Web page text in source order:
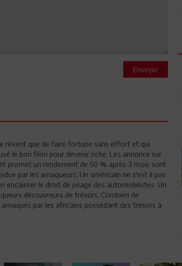
Envoyer
rêvent que de faire fortune sans effort et qui
le bon filon pour devenir riche. Les annonce sur
promet un rendement de 50 % après 3 mois sont
par les arnaqueurs. Un américain ne s'est il pas
le droit de péage des automobilistes. Un
découvreurs de trésors. Combien de
par les africains possédant des trésors à